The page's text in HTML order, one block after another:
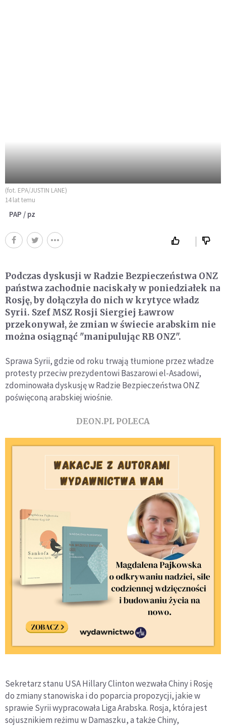
(fot. EPA/JUSTIN LANE)
14 lat temu
PAP / pz
Podczas dyskusji w Radzie Bezpieczeństwa ONZ
państwa zachodnie naciskały w poniedziałek na
Rosję, by dołączyła do nich w krytyce władz
Syrii. Szef MSZ Rosji Siergiej Ławrow
przekonywał, że zmian w świecie arabskim nie
można osiągnąć "manipulując RB ONZ".
Sprawa Syrii, gdzie od roku trwają tłumione przez władze
protesty przeciw prezydentowi Baszarowi el-Asadowi,
zdominowała dyskusję w Radzie Bezpieczeństwa ONZ
poświęconą arabskiej wiośnie.
DEON.PL POLECA
Sekretarz stanu USA Hillary Clinton wezwała Chiny i Rosję
do zmiany stanowiska i do poparcia propozycji, jakie w
sprawie Syrii wypracowała Liga Arabska. Rosja, która jest
sojusznikiem reżimu w Damaszku, a także Chiny,